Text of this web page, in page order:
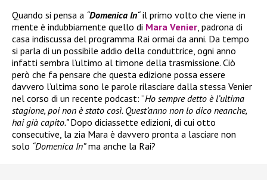
Quando si pensa a “Domenica In“il primo volto che viene in
mente è indubbiamente quello di Mara Venier , padrona di
casa indiscussa del programma Rai ormai da anni. Da tempo
si parla di un possibile addio della conduttrice, ogni anno
infatti sembra l’ultimo al timone della trasmissione. Ciò
però che fa pensare che questa edizione possa essere
davvero l’ultima sono le parole rilasciare dalla stessa Venier
nel corso di un recente podcast: “Ho sempre detto è l’ultima
stagione, poi non è stato così. Quest’anno non lo dico neanche,
hai già capito.”Dopo diciassette edizioni, di cui otto
consecutive, la zia Mara è davvero pronta a lasciare non
solo “Domenica In”ma anche la Rai?